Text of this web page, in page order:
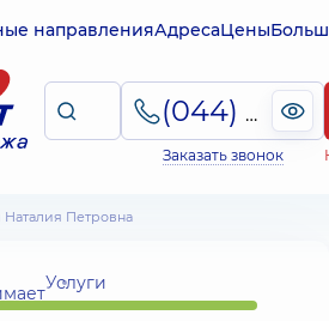
направленияАдресаЦены
(044) 495-2-888
Заказать звонок
Наталия Петровна
Услуги